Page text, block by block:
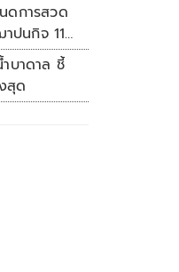
ดการสวด
ปนกิจ 11
บาดาล ชี้
สุด